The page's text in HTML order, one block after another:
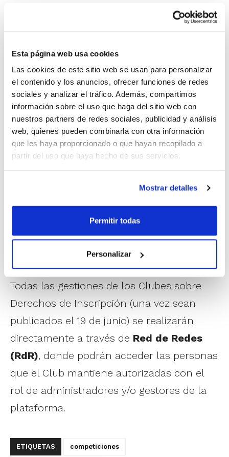
Esta página web usa cookies
Las cookies de este sitio web se usan para personalizar
el contenido y los anuncios, ofrecer funciones de redes
sociales y analizar el tráfico. Además, compartimos
información sobre el uso que haga del sitio web con
nuestros partners de redes sociales, publicidad y análisis
web, quienes pueden combinarla con otra información
que les haya proporcionado o que hayan recopilado a
partir del uso que haya hecho de sus servicios.
Mostrar detalles
Permitir todas
Personalizar
Categorías IR (Cadete, Infantil, Alevín y
Benjamín)
1 de 3
Todas las gestiones de los Clubes sobre
Derechos de Inscripción (una vez sean
publicados el 19 de junio) se realizarán
directamente a través de Red de Redes
(RdR), donde podrán acceder las personas
que el Club mantiene autorizadas con el
rol de administradores y/o gestores de la
plataforma.
ETIQUETAS competiciones